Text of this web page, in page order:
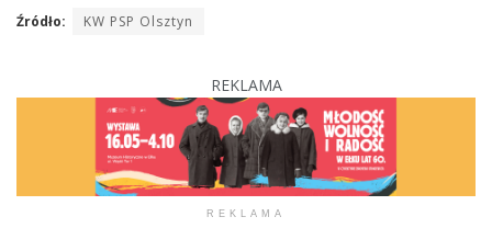
Źródło: KW PSP Olsztyn
REKLAMA
REKLAMA